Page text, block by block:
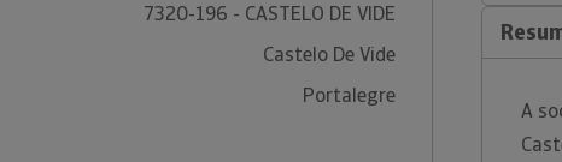
7320-196 - CASTELO DE VIDE
Castelo De Vide
Portalegre
A